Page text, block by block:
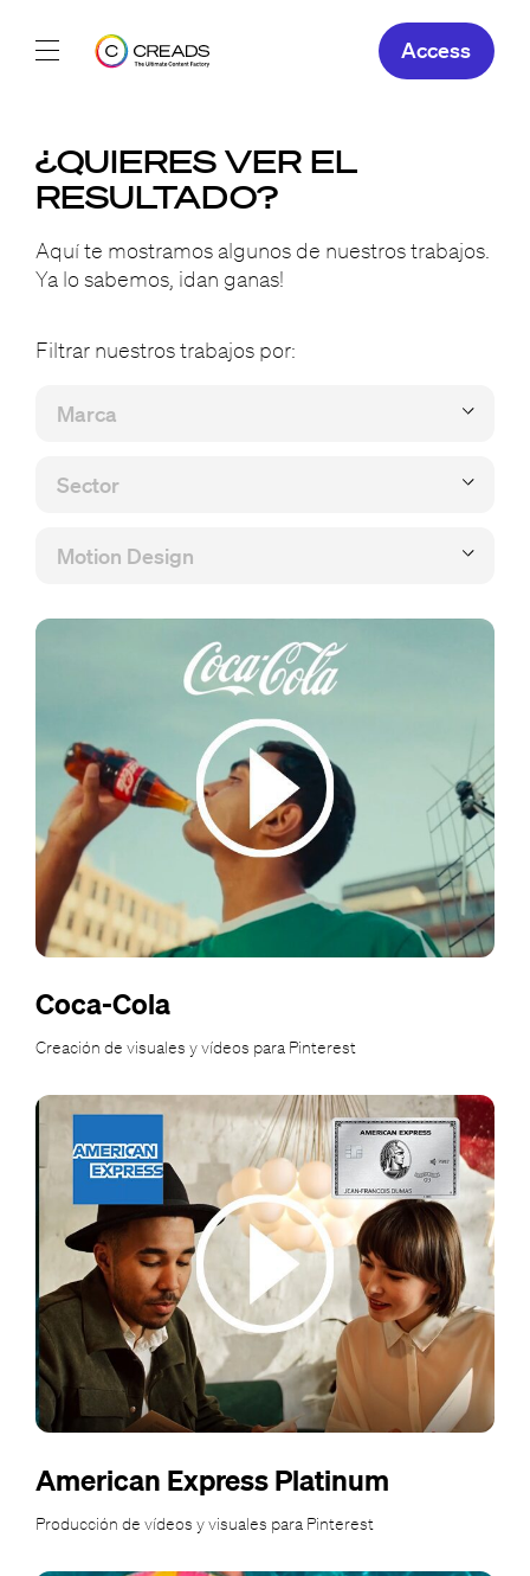
Nuestras ofertas
Creads
Access
¿QUIERES VER EL
RESULTADO?
Aquí te mostramos algunos de nuestros trabajos.
Ya lo sabemos, ¡dan ganas!
Filtrar nuestros trabajos por:
Coca-Cola
Creación de visuales y vídeos para Pinterest
American Express Platinum
Producción de vídeos y visuales para Pinterest